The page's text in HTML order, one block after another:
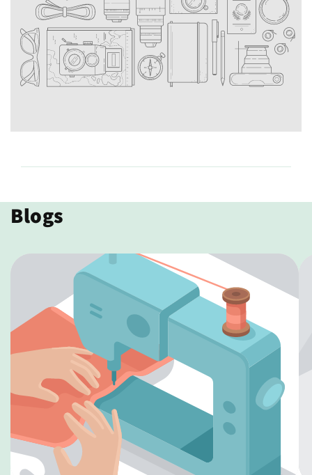
Blogs